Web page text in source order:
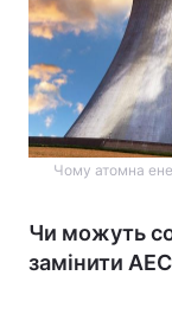
Чому атомна
Чи можуть
замінити